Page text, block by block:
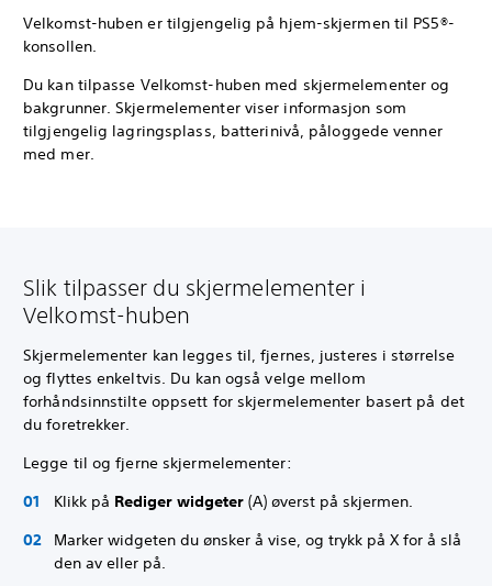
Velkomst-huben er tilgjengelig på hjem-skjermen til PS5®-
konsollen.
Du kan tilpasse Velkomst-huben med skjermelementer og
bakgrunner. Skjermelementer viser informasjon som
tilgjengelig lagringsplass, batterinivå, påloggede venner
med mer.
Slik tilpasser du skjermelementer i
Velkomst-huben
Skjermelementer kan legges til, fjernes, justeres i størrelse
og flyttes enkeltvis. Du kan også velge mellom
forhåndsinnstilte oppsett for skjermelementer basert på det
du foretrekker.
Legge til og fjerne skjermelementer:
Klikk på Rediger widgeter (A) øverst på skjermen.
Marker widgeten du ønsker å vise, og trykk på X for å slå
den av eller på.